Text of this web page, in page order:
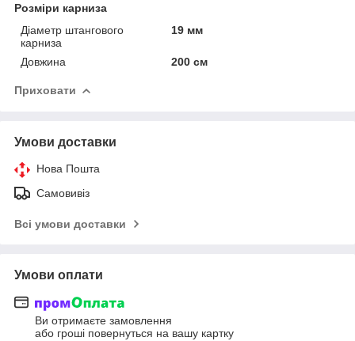
Розміри карниза
Діаметр штангового
карниза
19 мм
Довжина 200 см
Приховати
Умови доставки
Нова Пошта
Самовивіз
Всі умови доставки
Умови оплати
Ви отримаєте замовлення
або гроші повернуться на вашу картку